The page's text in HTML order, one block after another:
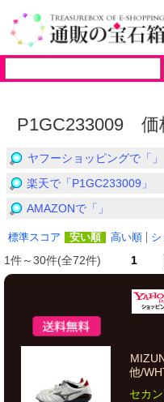
P1GC233009 価
ヤフーショッピングで「」
楽天で「P1GC233009」
AMAZONで「」
標準スコア 安い順 高い順 シ
1件～30件(全72件) 1
他/
セカ